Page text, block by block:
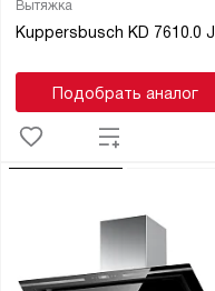
Вытяжка
Kuppersbusch KD 7610.0 J
Подобрать аналог